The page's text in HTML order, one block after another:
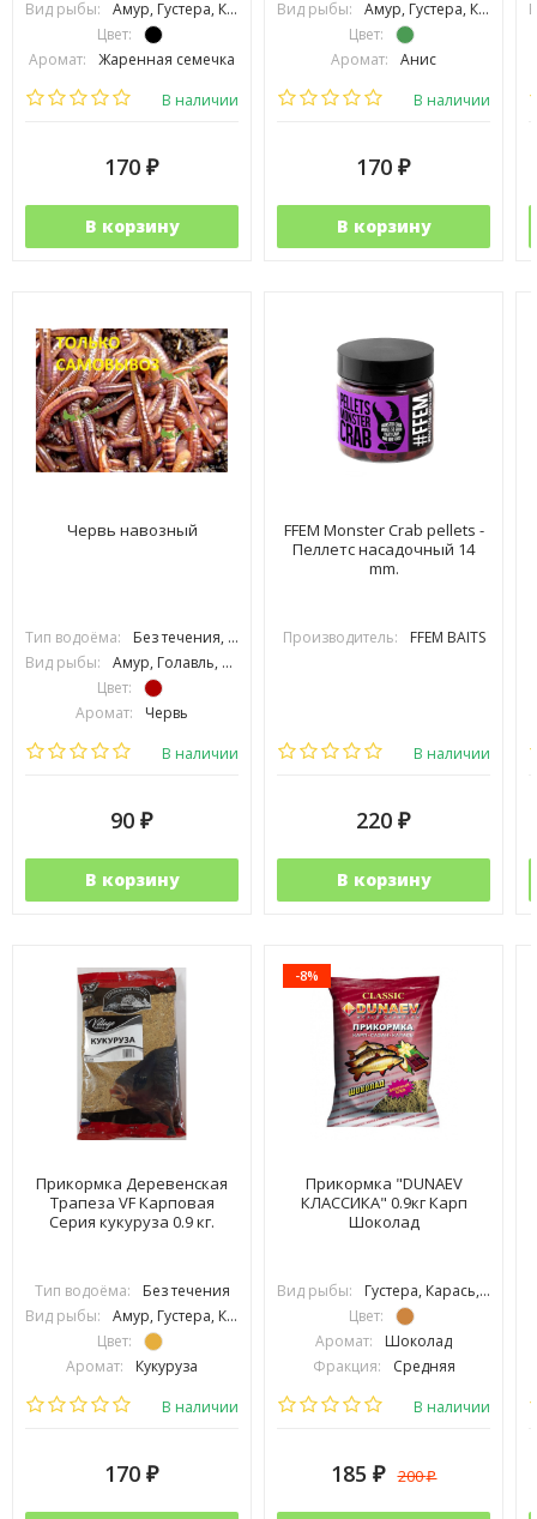
Вид рыбы:
Амур, Густера, Карась, Карп, Линь, Плотва, Подлещик, Подуст, Язь
Цвет:
Аромат:
Жаренная семечка
Фракция:
В наличии
170 ₽
В корзину
Вид рыбы:
Амур, Густера, Карась, Карп, Линь, Плотва, Подлещик, Подуст, Язь
Цвет:
Аромат:
Анис
Фракция:
В наличии
170 ₽
В корзину
Червь навозный
Тип водоёма:
Без течения, С течением
Вид рыбы:
Амур, Голавль, Густера, Карась, Карп, Лещ, Линь, Окунь, Плотва, Подлещик, Усач, Щука, Язь
Цвет:
Аромат:
Червь
Фракция:
В наличии
90 ₽
В корзину
FFEM Monster Crab pellets -
Пеллетс насадочный 14
mm.
Производитель: FFEM BAITS
В наличии
220 ₽
В корзину
Прикормка Деревенская
Трапеза VF Карповая
Серия кукуруза 0.9 кг.
Тип водоёма:
Без течения
Вид рыбы:
Амур, Густера, Карась, Карп, Линь, Плотва, Подлещик, Подуст, Язь
Цвет:
Аромат:
Кукуруза
Фракция:
В наличии
170 ₽
-8%
Прикормка "DUNAEV
КЛАССИКА" 0.9кг Карп
Шоколад
Вид рыбы:
Густера, Карась, Карп, Лещ, Плотва, Подлещик
Цвет:
Аромат:
Шоколад
Фракция:
Средняя
Вес упаковки:
В наличии
185 ₽ 200₽